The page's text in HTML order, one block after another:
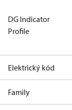
DG Indicator
Profile
Elektrický kód
Family